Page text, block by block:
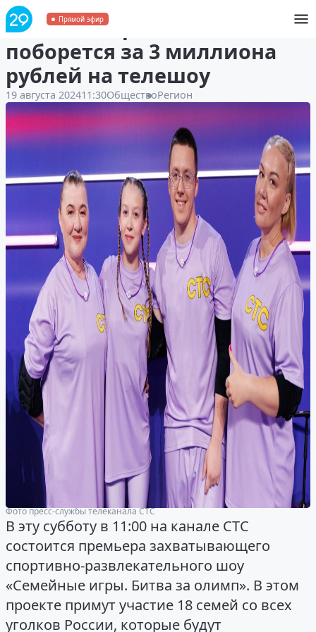
Прямой эфир
Семья из Архангельска
поборется за 3 миллиона
рублей на телешоу
19 августа 202411:30ОбществоРегион
Фото пресс-службы телеканала СТС
В эту субботу в 11:00 на канале СТС
состоится премьера захватывающего
спортивно-развлекательного шоу
«Семейные игры. Битва за олимп». В этом
проекте примут участие 18 семей со всех
уголков России, которые будут